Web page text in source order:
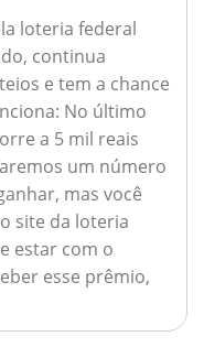
loteria federal
continua
e tem a chance
No último
a 5 mil reais
um número
mas você
site da loteria
estar com o
esse prêmio,